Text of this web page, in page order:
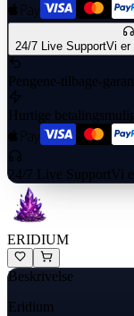
24/7 Live SupportVi er
Pengene-tilbage-
Hurtige
24/7 Live SupportVi
ERIDIUM
Beskrivelse
Eridium